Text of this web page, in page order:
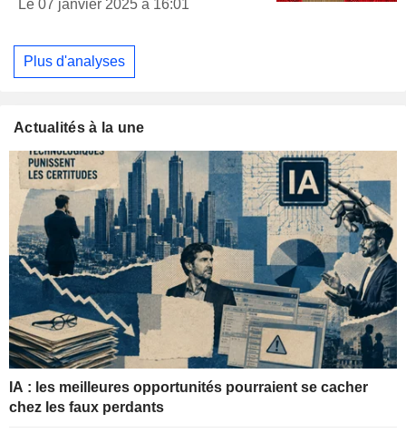
Le 07 janvier 2025 à 16:01
Plus d'analyses
Actualités à la une
IA : les meilleures opportunités pourraient se cacher
chez les faux perdants